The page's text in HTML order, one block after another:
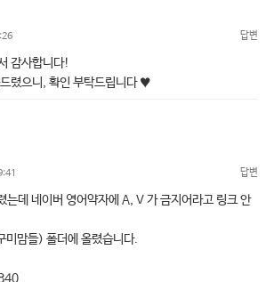
답변
감사합니다!
렸으니, 확인 부탁드립니다 ♥
답변
는데 네이버 영어약자에 A, V 가 금지어라고 링크 안
미맘들) 폴더에 올렸습니다.